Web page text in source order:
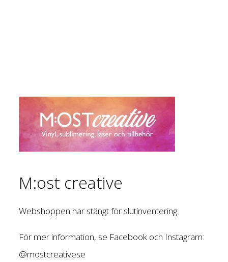
M:ost creative
Webshoppen har stängt för slutinventering.
För mer information, se Facebook och Instagram:
@mostcreativese